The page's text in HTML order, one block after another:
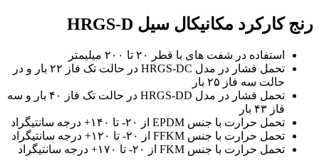
رنج کارکرد مکانیکال سیل HRGS-D
استفاده در شفت های با قطر ۲۰ تا ۲۰۰ میلیمتر
تحمل فشار در مدل HRGS-DC در حالت تک فاز ۲۲ بار و در
حالت سه فاز ۲۵ بار
تحمل فشار در مدل HRGS-DD در حالت تک فاز ۴۰ بار و سه
فاز ۴۳ بار
تحمل حرارت با جنس EPDM از ۲۰- تا ۱۴۰+ درجه سانتیگراد
تحمل حرارت با جنس FFKM از ۲۰- تا ۱۲۰+ درجه سانتیگراد
تحمل حرارت با جنس FKM از ۲۰- تا ۱۷۰+ درجه سانتیگراد